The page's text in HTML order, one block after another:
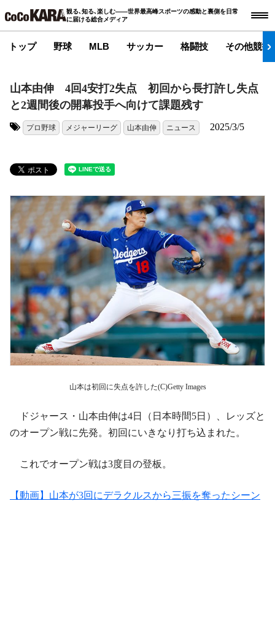
観る､知る､楽しむ――世界最高峰スポーツの感動と裏側を日常
に届ける総合メディア
トップ 野球 MLB サッカー 格闘技 その他競技
山本由伸 4回4安打2失点 初回から長打許し失点
と2週間後の開幕投手へ向けて課題残す
プロ野球 メジャーリーグ 山本由伸 ニュース 2025/3/5
山本は初回に失点を許した(C)Getty Images
ドジャース・山本由伸は4日（日本時間5日）、レッズと
のオープン戦に先発。初回にいきなり打ち込まれた。
これでオープン戦は3度目の登板。
【動画】山本が3回にデラクルスから三振を奪ったシーン